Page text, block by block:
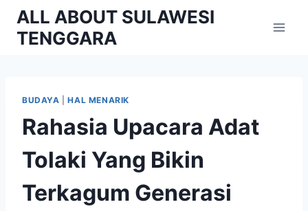
Skip
content
ALL ABOUT SULAWESI
TENGGARA
BUDAYA |HAL MENARIK
Rahasia Upacara Adat
Tolaki Yang Bikin
Terkagum Generasi